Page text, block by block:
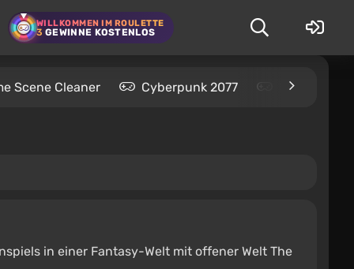
WILLKOMMEN IM ROULETTE
3 GEWINNE KOSTENLOS
Scene Cleaner Cyberpunk 2077 Kingdom
in einer Fantasy-Welt mit offener Welt The